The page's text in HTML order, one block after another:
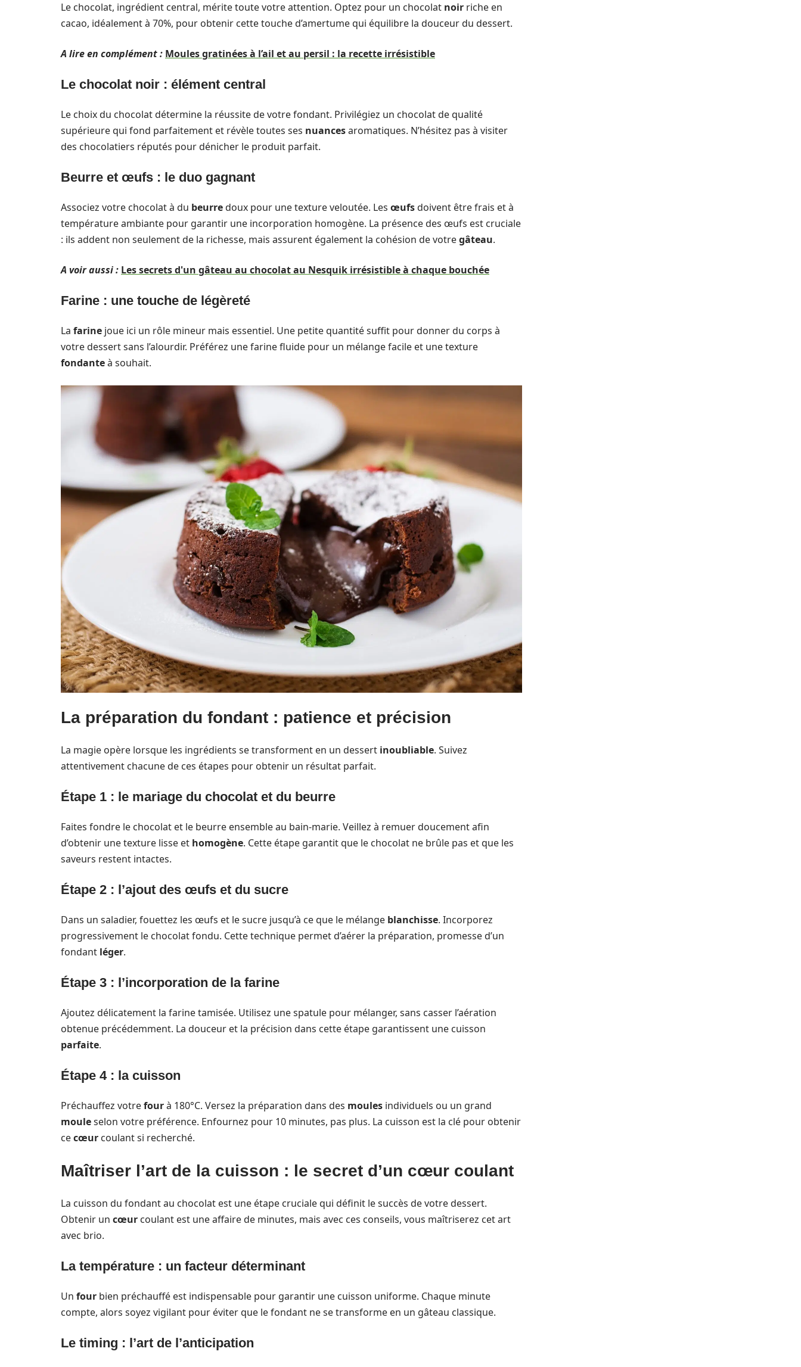
Le chocolat, ingrédient central, mérite toute votre attention. Optez pour un chocolat noir riche en
cacao, idéalement à 70%, pour obtenir cette touche d’amertume qui équilibre la douceur du dessert.
A lire en complément : Moules gratinées à l’ail et au persil : la recette irrésistible
Le chocolat noir : élément central
Le choix du chocolat détermine la réussite de votre fondant. Privilégiez un chocolat de qualité
supérieure qui fond parfaitement et révèle toutes ses nuancesaromatiques. N’hésitez pas à visiter
des chocolatiers réputés pour dénicher le produit parfait.
Beurre et œufs : le duo gagnant
Associez votre chocolat à du beurredoux pour une texture veloutée. Les œufsdoivent être frais et à
température ambiante pour garantir une incorporation homogène. La présence des œufs est cruciale
: ils addent non seulement de la richesse, mais assurent également la cohésion de votregâteau.
A voir aussi : Les secrets d'un gâteau au chocolat au Nesquik irrésistible à chaque bouchée
Farine : une touche de légèreté
La farine joue ici un rôle mineur mais essentiel. Une petite quantité suffit pour donner du corps à
votre dessert sans l’alourdir. Préférez une farine fluide pour un mélange facile et une texture
fondanteà souhait.
La préparation du fondant : patience et précision
La magie opère lorsque les ingrédients se transforment en un dessert inoubliable. Suivez
attentivement chacune de ces étapes pour obtenir un résultat parfait.
Étape 1 : le mariage du chocolat et du beurre
Faites fondre le chocolat et le beurre ensemble au bain-marie. Veillez à remuer doucement afin
d’obtenir une texture lisse et homogène. Cette étape garantit que le chocolat ne brûle pas et que les
saveurs restent intactes.
Étape 2 : l’ajout des œufs et du sucre
Dans un saladier, fouettez les œufs et le sucre jusqu’à ce que le mélange blanchisse. Incorporez
progressivement le chocolat fondu. Cette technique permet d’aérer la préparation, promesse d’un
fondant léger.
Étape 3 : l’incorporation de la farine
Ajoutez délicatement la farine tamisée. Utilisez une spatule pour mélanger, sans casser l’aération
obtenue précédemment. La douceur et la précision dans cette étape garantissent une cuisson
parfaite.
Étape 4 : la cuisson
Préchauffez votrefourà 180°C. Versez la préparation dans des moules individuels ou un grand
mouleselon votre préférence. Enfournez pour 10 minutes, pas plus. La cuisson est la clé pour obtenir
cecœur coulant si recherché.
Maîtriser l’art de la cuisson : le secret d’un cœur coulant
La cuisson du fondant au chocolat est une étape cruciale qui définit le succès de votre dessert.
Obtenir un cœur coulant est une affaire de minutes, mais avec ces conseils, vous maîtriserez cet art
avec brio.
La température : un facteur déterminant
Un four bien préchauffé est indispensable pour garantir une cuisson uniforme. Chaque minute
compte, alors soyez vigilant pour éviter que le fondant ne se transforme en un gâteau classique.
Le timing : l’art de l’anticipation